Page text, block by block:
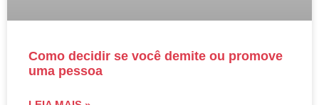
Como decidir se você demite ou promove
uma pessoa